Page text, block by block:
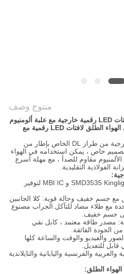
منتوج وصف
شاشة فيديو P6 عالية الدقة في الهواء الطلق لافتات LED رقمية مع
تتكون لافتات LED الرقمية الخارجية من طراز DL الخاص بإطار من
خاص ، يمكن استخدامه في الهواء
مقاوم للصدأ ، مع مهلة أسرع
الفولاذية التقليدية.
1: LED عالي السطوع: SMD3535 Kinglight LED و MBI IC لتوفير
مع جسم خفيف وحالة قوية: كلا الجانبين
مع طلاء مضاد للتآكل.الجراب مصنوع
جسم خفيف.
مصدر طاقة معتمد ، كابل نقي
والفيديو والوقت والساعة كلها
قابل للتعديل.
والفرنسية واليابانية والتايلاندية
الطلق: